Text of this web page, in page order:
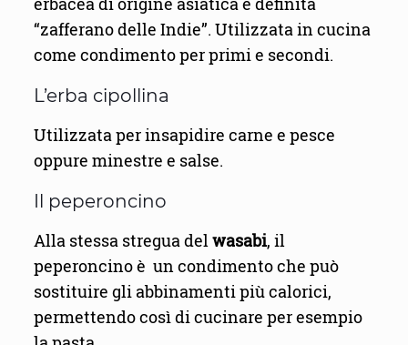
“zafferano delle Indie”. Utilizzata in cucina
come condimento per primi e secondi.
L’erba cipollina
Utilizzata per insapidire carne e pesce
oppure minestre e salse.
Il peperoncino
Alla stessa stregua delwasabi, il
peperoncino è un condimento che può
sostituire gli abbinamenti più calorici,
permettendo così di cucinare per esempio